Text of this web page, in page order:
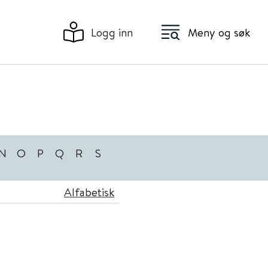
Logg inn Meny og søk
O P Q R S
Alfabetisk